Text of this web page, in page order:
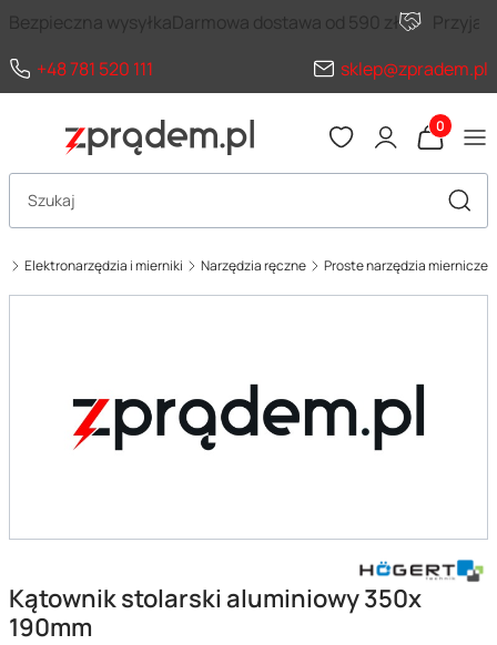
Bezpieczna wysyłkaDarmowa dostawa od 590 zł
+48 781 520 111
sklep@zpradem.pl
Produkty
Otwórz wyszukiwarkę
Elektronarzędzia i mierniki Narzędzia ręczne Proste narzędzia miernicze
Kątownik stolarski aluminiowy 350x
190mm